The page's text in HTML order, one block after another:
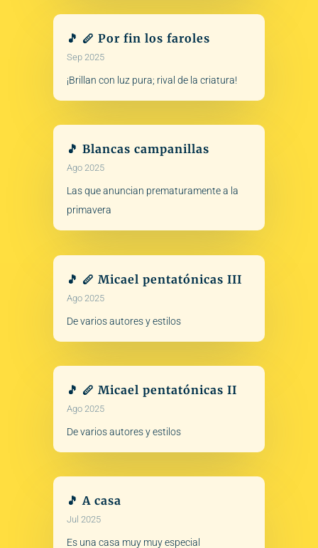
🎵 🪈 Por fin los faroles
Sep 2025
¡Brillan con luz pura; rival de la criatura!
🎵 Blancas campanillas
Ago 2025
Las que anuncian prematuramente a la
primavera
🎵 🪈 Micael pentatónicas III
Ago 2025
De varios autores y estilos
🎵 🪈 Micael pentatónicas II
Ago 2025
De varios autores y estilos
🎵 A casa
Jul 2025
Es una casa muy muy especial